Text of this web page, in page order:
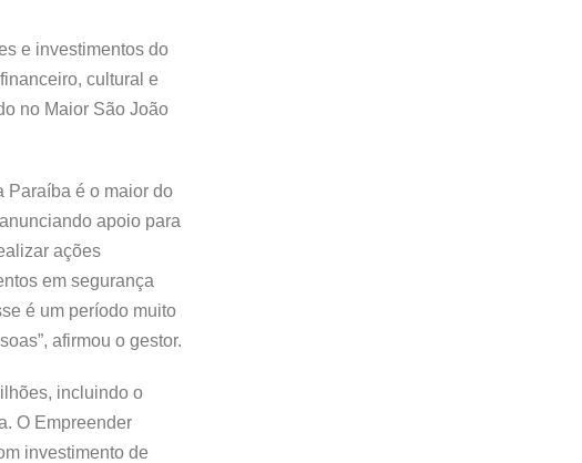
e investimentos do
cultural e
no Maior São João
Paraíba é o maior do
apoio para
ações
em segurança
é um período muito
afirmou o gestor.
incluindo o
O Empreender
investimento de